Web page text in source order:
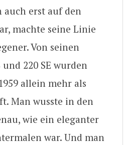
auch erst auf den
machte seine Linie
Von seinen
und 220 SE wurden
allein mehr als
Man wusste in den
wie ein eleganter
war. Und man